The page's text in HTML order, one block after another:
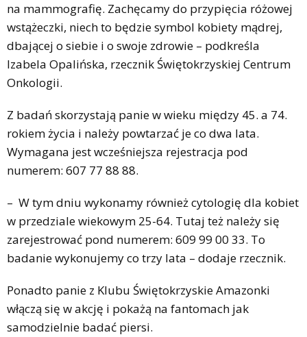
na mammografię. Zachęcamy do przypięcia różowej
wstążeczki, niech to będzie symbol kobiety mądrej,
dbającej o siebie i o swoje zdrowie – podkreśla
Izabela Opalińska, rzecznik Świętokrzyskiej Centrum
Onkologii.
Z badań skorzystają panie w wieku między 45. a 74.
rokiem życia i należy powtarzać je co dwa lata.
Wymagana jest wcześniejsza rejestracja pod
numerem: 607 77 88 88.
– W tym dniu wykonamy również cytologię dla kobiet
w przedziale wiekowym 25-64. Tutaj też należy się
zarejestrować pond numerem: 609 99 00 33. To
badanie wykonujemy co trzy lata – dodaje rzecznik.
Ponadto panie z Klubu Świętokrzyskie Amazonki
włączą się w akcję i pokażą na fantomach jak
samodzielnie badać piersi.